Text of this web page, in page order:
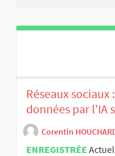
Réseaux
données par l'IA
Corentin
ENREGISTRÉE